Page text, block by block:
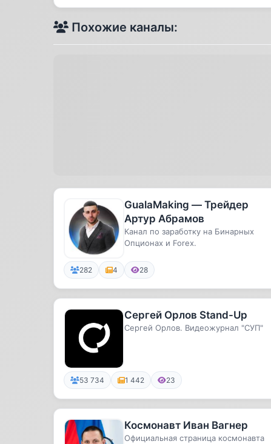
Похожие каналы:
GualaMaking — Трейдер
Артур Абрамов
Канал по заработку на Бинарных
Опционах и Forex.
282 4 28
Сергей Орлов Stand-Up
Сергей Орлов. Видеожурнал "СУП"
53 734 1 442 23
Космонавт Иван Вагнер
Официальная страница космонавта